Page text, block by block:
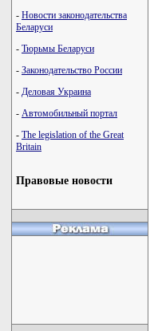
- Новости законодательства
Беларуси
- Тюрьмы Беларуси
- Законодательство России
- Деловая Украина
- Автомобильный портал
- The legislation of the Great
Britain
Правовые новости